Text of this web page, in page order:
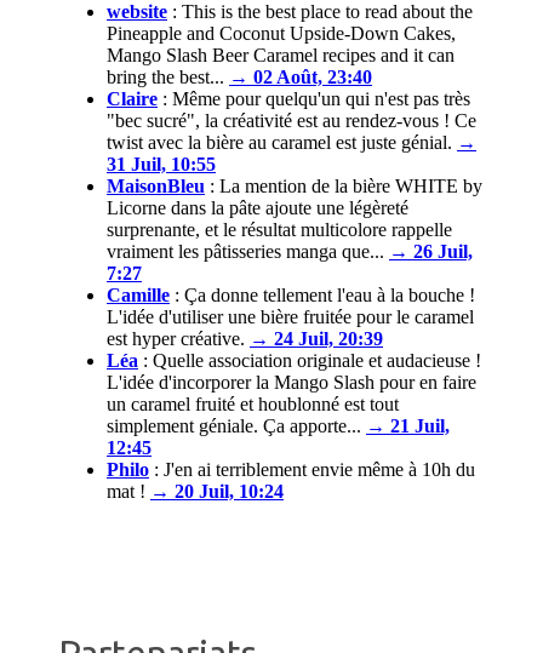
website : This is the best place to read about the
Pineapple and Coconut Upside-Down Cakes,
Mango Slash Beer Caramel recipes and it can
bring the best... → 02 Août, 23:40
Claire : Même pour quelqu'un qui n'est pas très
"bec sucré", la créativité est au rendez-vous ! Ce
twist avec la bière au caramel est juste génial. →
31 Juil, 10:55
MaisonBleu : La mention de la bière WHITE by
Licorne dans la pâte ajoute une légèreté
surprenante, et le résultat multicolore rappelle
vraiment les pâtisseries manga que... → 26 Juil,
7:27
Camille : Ça donne tellement l'eau à la bouche !
L'idée d'utiliser une bière fruitée pour le caramel
est hyper créative. → 24 Juil, 20:39
Léa : Quelle association originale et audacieuse !
L'idée d'incorporer la Mango Slash pour en faire
un caramel fruité et houblonné est tout
simplement géniale. Ça apporte... → 21 Juil,
12:45
Philo : J'en ai terriblement envie même à 10h du
mat ! → 20 Juil, 10:24